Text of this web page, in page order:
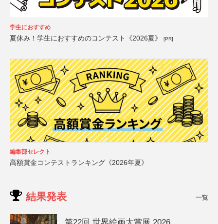
学生におすすめ
夏休み！学生におすすめのコンテスト《2026夏》 [PR]
編集部セレクト
高額賞金コンテストランキング《2026年夏》
結果発表 一覧
第22回 世界絵画大賞展 2026